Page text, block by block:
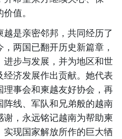
值。
是亲密邻邦，共同经历了
两国已翻开历史新篇章，
步与发展，并为地区和世
济发展作出贡献。她代表
事会和柬越友好协会，再
线、军队和兄弟般的越南
谢，永远铭记越南为帮助柬
现国家解放所作的巨大牺